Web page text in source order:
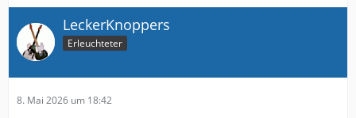
LeckerKnoppers
Erleuchteter
8. Mai 2026 um 18:42